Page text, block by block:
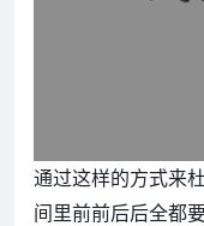
通过这样的方式来
间里前前后后全都